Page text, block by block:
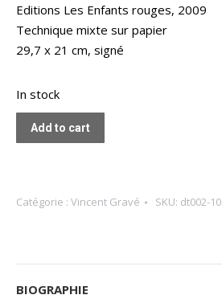
Editions Les Enfants rouges, 2009
Technique mixte sur papier
29,7 x 21 cm, signé
In stock
Add to cart
Catégorie : Vincent Gravé SKU: dt002-10
BIOGRAPHIE